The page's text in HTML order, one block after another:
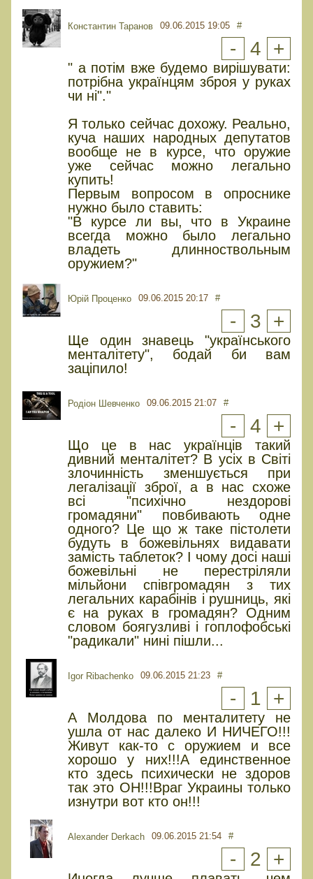
Константин Таранов 09.06.2015 19:05 #
- 4 +
" а потім вже будемо вирішувати:
потрібна українцям зброя у руках
чи ні"."
Я только сейчас дохожу. Реально,
куча наших народных депутатов
вообще не в курсе, что оружие
уже сейчас можно легально
купить!
Первым вопросом в опроснике
нужно было ставить:
"В курсе ли вы, что в Украине
всегда можно было легально
владеть длинноствольным
оружием?"
Юрiй Проценко 09.06.2015 20:17 #
- 3 +
Ще один знавець "українського
менталітету", бодай би вам
заціпило!
Родіон Шевченко 09.06.2015 21:07 #
- 4 +
Що це в нас українців такий
дивний менталітет? В усіх в Світі
злочинність зменшується при
легалізації зброї, а в нас схоже
всі "психічно нездорові
громадяни" повбивають одне
одного? Це що ж таке пістолети
будуть в божевільнях видавати
замість таблеток? І чому досі наші
божевільні не перестріляли
мільйони співгромадян з тих
легальних карабінів і рушниць, які
є на руках в громадян? Одним
словом боягузливі і гоплофобські
"радикали" нині пішли...
Igor Ribachenko 09.06.2015 21:23 #
- 1 +
А Молдова по менталитету не
ушла от нас далеко И НИЧЕГО!!!
Живут как-то с оружием и все
хорошо у них!!!А единственное
кто здесь психически не здоров
так это ОН!!!Враг Украины только
изнутри вот кто он!!!
Alexander Derkach 09.06.2015 21:54 #
- 2 +